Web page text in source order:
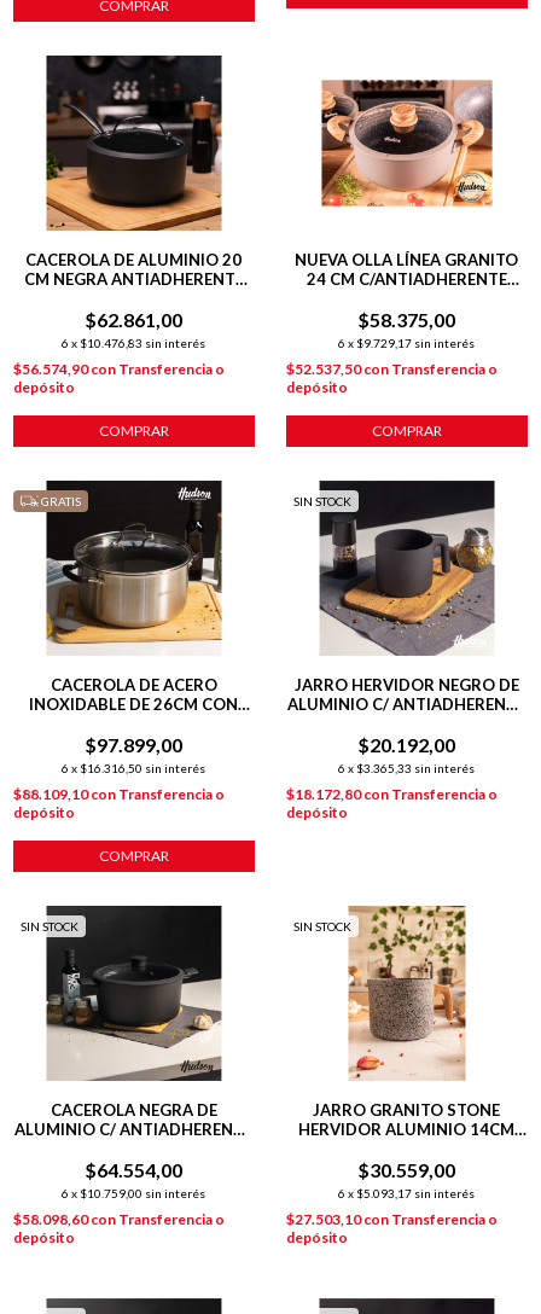
COMPRAR
CACEROLA DE ALUMINIO 20
CM NEGRA ANTIADHERENTE
$62.861,00
6 x $10.476,83 sin interés
$56.574,90con Transferencia o
depósito
COMPRAR
NUEVA OLLA LÍNEA GRANITO
24 CM C/ANTIADHERENTE
$58.375,00
6 x $9.729,17 sin interés
$52.537,50con Transferencia o
depósito
COMPRAR
GRATIS
CACEROLA DE ACERO
INOXIDABLE DE 26CM CON
$97.899,00
6 x $16.316,50 sin interés
$88.109,10con Transferencia o
depósito
COMPRAR
SIN STOCK
JARRO HERVIDOR NEGRO DE
ALUMINIO C/ ANTIADHERENTE
$20.192,00
6 x $3.365,33 sin interés
$18.172,80con Transferencia o
depósito
SIN STOCK
CACEROLA NEGRA DE
ALUMINIO C/ ANTIADHERENTE
$64.554,00
6 x $10.759,00 sin interés
$58.098,60con Transferencia o
depósito
SIN STOCK
JARRO GRANITO STONE
HERVIDOR ALUMINIO 14CM
$30.559,00
6 x $5.093,17 sin interés
$27.503,10con Transferencia o
depósito